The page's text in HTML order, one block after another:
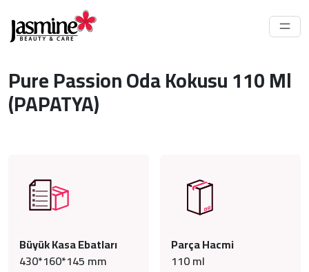
Pure Passion Oda Kokusu 110 Ml
(PAPATYA)
Büyük Kasa Ebatları
430*160*145 mm
Parça Hacmi
110ml